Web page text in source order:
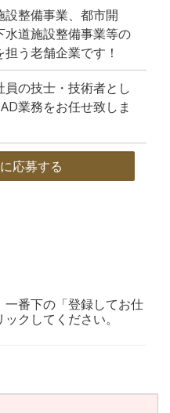
設整備事業、都市開
水道施設整備事業等の
う老舗企業です！
員の技士・技術者とし
業務をお任せ致しま
応募する
番下の「登録してお仕
クしてください。